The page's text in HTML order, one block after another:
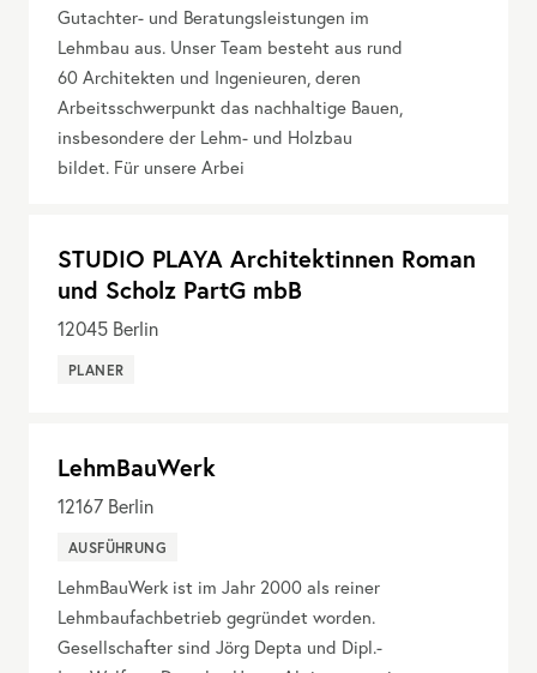
Gutachter- und Beratungsleistungen im
Lehmbau aus. Unser Team besteht aus rund
60 Architekten und Ingenieuren, deren
Arbeitsschwerpunkt das nachhaltige Bauen,
insbesondere der Lehm- und Holzbau
bildet. Für unsere Arbei
STUDIO PLAYA Architektinnen Roman
und Scholz PartG mbB
12045 Berlin
PLANER
LehmBauWerk
12167 Berlin
AUSFÜHRUNG
LehmBauWerk ist im Jahr 2000 als reiner
Lehmbaufachbetrieb gegründet worden.
Gesellschafter sind Jörg Depta und Dipl.-